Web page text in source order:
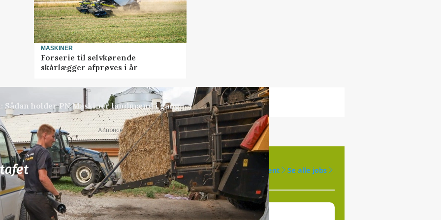
MASKINER
Forserie til selvkørende
skårlægger afprøves i år
holder PN Maskiner landmænd i gang
Annonce
77ledige stillinger Opret agent Se alle jobs
/ Trainee Rørlægger / håndmand søges til